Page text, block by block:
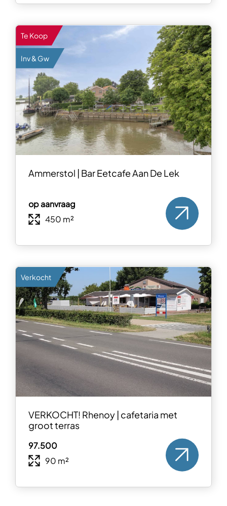
Te Koop
Inv & Gw
Ammerstol | Bar Eetcafe Aan De Lek
op aanvraag
450 m²
Verkocht
VERKOCHT! Rhenoy | cafetaria met
groot terras
97.500
90 m²